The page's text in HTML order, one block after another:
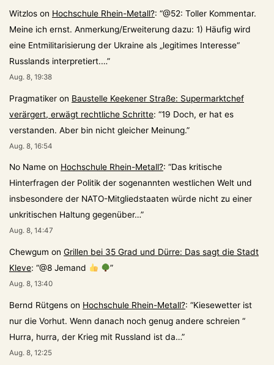
Witzlos on Hochschule Rhein-Metall?: “@52: Toller Kommentar.
Meine ich ernst. Anmerkung/Erweiterung dazu: 1) Häufig wird
eine Entmilitarisierung der Ukraine als „legitimes Interesse“
Russlands interpretiert.…”
Aug. 8, 19:38
Pragmatiker on Baustelle Keekener Straße: Supermarktchef
verärgert, erwägt rechtliche Schritte: “19 Doch, er hat es
verstanden. Aber bin nicht gleicher Meinung.”
Aug. 8, 16:54
No Name on Hochschule Rhein-Metall?: “Das kritische
Hinterfragen der Politik der sogenannten westlichen Welt und
insbesondere der NATO-Mitgliedstaaten würde nicht zu einer
unkritischen Haltung gegenüber…”
Aug. 8, 14:47
Chewgum on Grillen bei 35 Grad und Dürre: Das sagt die Stadt
Kleve: “@8 Jemand ”
Aug. 8, 13:40
Bernd Rütgens on Hochschule Rhein-Metall?: “Kiesewetter ist
nur die Vorhut. Wenn danach noch genug andere schreien “
Hurra, hurra, der Krieg mit Russland ist da…”
Aug. 8, 12:25